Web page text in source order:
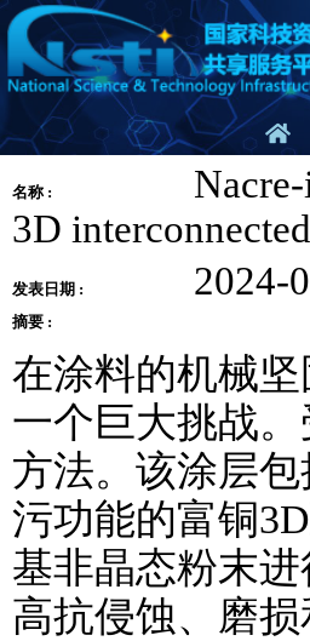
名称 :
3D
发表日期 : 2024-
摘要 :
在涂料的机械
一个巨大挑战
方法。该涂层
污功能的富铜
基非晶态粉末
高抗侵蚀、磨